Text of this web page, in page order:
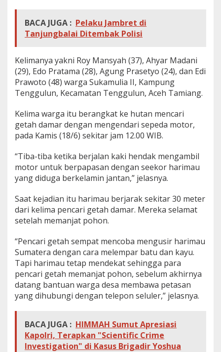
BACA JUGA : Pelaku Jambret di
Tanjungbalai Ditembak Polisi
Kelimanya yakni Roy Mansyah (37), Ahyar Madani
(29), Edo Pratama (28), Agung Prasetyo (24), dan Edi
Prawoto (48) warga Sukamulia II, Kampung
Tenggulun, Kecamatan Tenggulun, Aceh Tamiang.
Kelima warga itu berangkat ke hutan mencari
getah damar dengan mengendari sepeda motor,
pada Kamis (18/6) sekitar jam 12.00 WIB.
“Tiba-tiba ketika berjalan kaki hendak mengambil
motor untuk berpapasan dengan seekor harimau
yang diduga berkelamin jantan,” jelasnya.
Saat kejadian itu harimau berjarak sekitar 30 meter
dari kelima pencari getah damar. Mereka selamat
setelah memanjat pohon.
“Pencari getah sempat mencoba mengusir harimau
Sumatera dengan cara melempar batu dan kayu.
Tapi harimau tetap mendekat sehingga para
pencari getah memanjat pohon, sebelum akhirnya
datang bantuan warga desa membawa petasan
yang dihubungi dengan telepon seluler,” jelasnya.
BACA JUGA : HIMMAH Sumut Apresiasi
Kapolri, Terapkan "Scientific Crime
Investigation" di Kasus Brigadir Yoshua